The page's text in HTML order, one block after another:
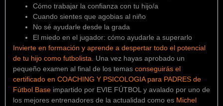
Cómo trabajar la confianza con tu hijo/a
Cuando sientes que agobias al niño
No sé ayudarle desde la grada
El miedo en el jugador: cómo ayudarle a superarlo
Invierte en formación y aprende a despertar todo el potencial
de tu hijo como futbolista. Una vez hayas aprobado un
pequeño examen al final de los temas conseguirás el
certificado en COACHING Y PSICOLOGIA para PADRES de
Fútbol Base impartido por EVIE FÚTBOL y avalado por uno de
los mejores entrenadores de la actualidad como es Michel